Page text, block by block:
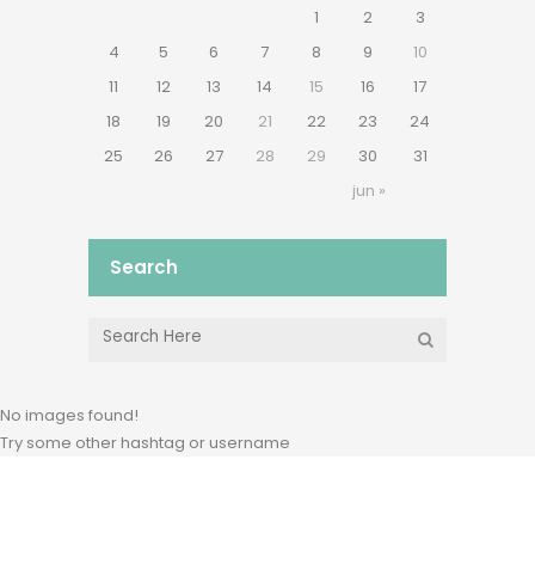
jun »
1 2
3
4
5 6 7 8 9
10
11
12 13 14 15 16
17
18
19 20 21 22 23
24
25
26 27 28 29 30 31
Search
No images found!
Try some other hashtag or username